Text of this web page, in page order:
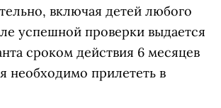
включая детей любого
успешной проверки выдается
сроком действия 6 месяцев
необходимо прилететь в